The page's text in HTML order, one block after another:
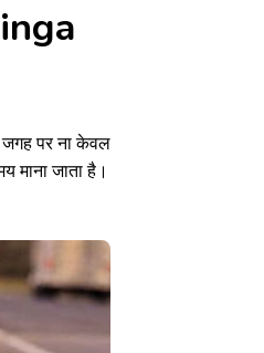
जगह पर ना केवल
माना जाता है।